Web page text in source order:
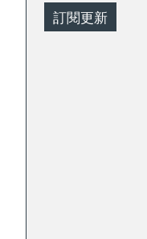
訂閱更新